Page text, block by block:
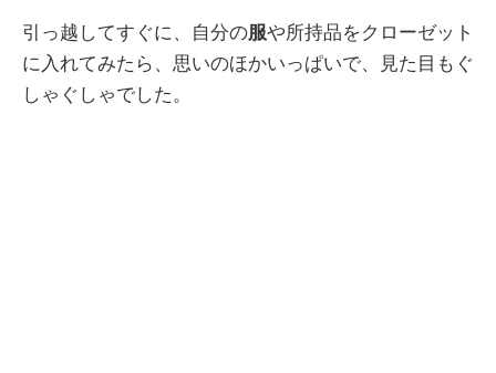
引っ越してすぐに、自分の服や所持品をクローゼット
に入れてみたら、思いのほかいっぱいで、見た目もぐ
しゃぐしゃでした。